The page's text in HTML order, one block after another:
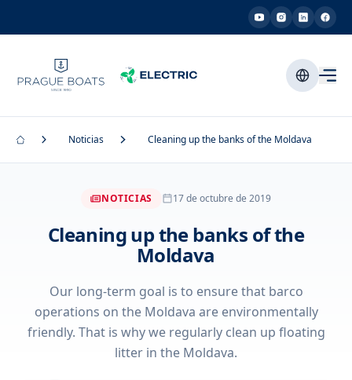
Noticias Cleaning up the banks of the Moldava
NOTICIAS 17 de octubre de 2019
Cleaning up the banks of the
Moldava
Our long-term goal is to ensure that barco
operations on the Moldava are environmentally
friendly. That is why we regularly clean up floating
litter in the Moldava.